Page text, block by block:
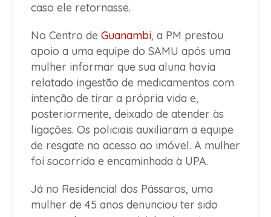
caso ele retornasse.
No Centro de Guanambi, a PM prestou
apoio a uma equipe do SAMU após uma
mulher informar que sua aluna havia
relatado ingestão de medicamentos com
intenção de tirar a própria vida e,
posteriormente, deixado de atender às
ligações. Os policiais auxiliaram a equipe
de resgate no acesso ao imóvel. A mulher
foi socorrida e encaminhada à UPA.
Já no Residencial dos Pássaros, uma
mulher de 45 anos denunciou ter sido